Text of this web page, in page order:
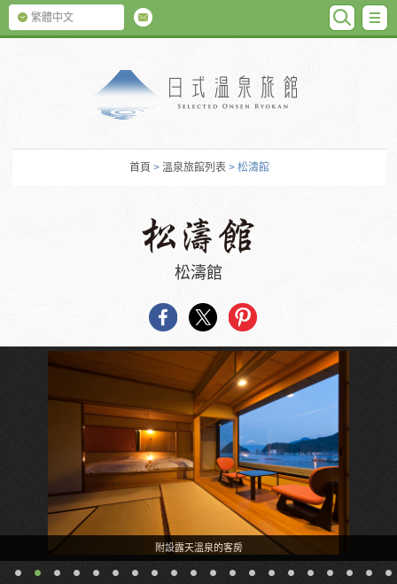
繁體中文
首頁 > 溫泉旅館列表 > 松濤館
松濤館
附設露天溫泉的客房